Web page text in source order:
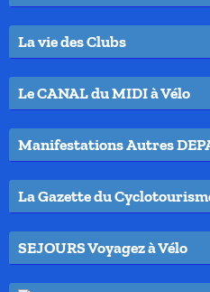
La vie des Clubs
Le CANAL du MIDI à Vélo
Manifestations Autres
La Gazette du
SEJOURS Voyagez à Vélo